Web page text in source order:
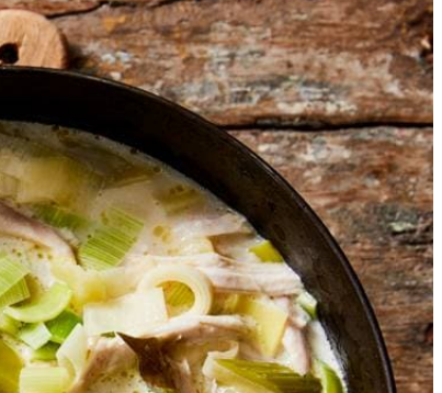
fijn.
in 5 min.
kook aan tot de groenten en aardappel gaar zijn.
de soep op smaak met peper, eventueel zout en citroensap.